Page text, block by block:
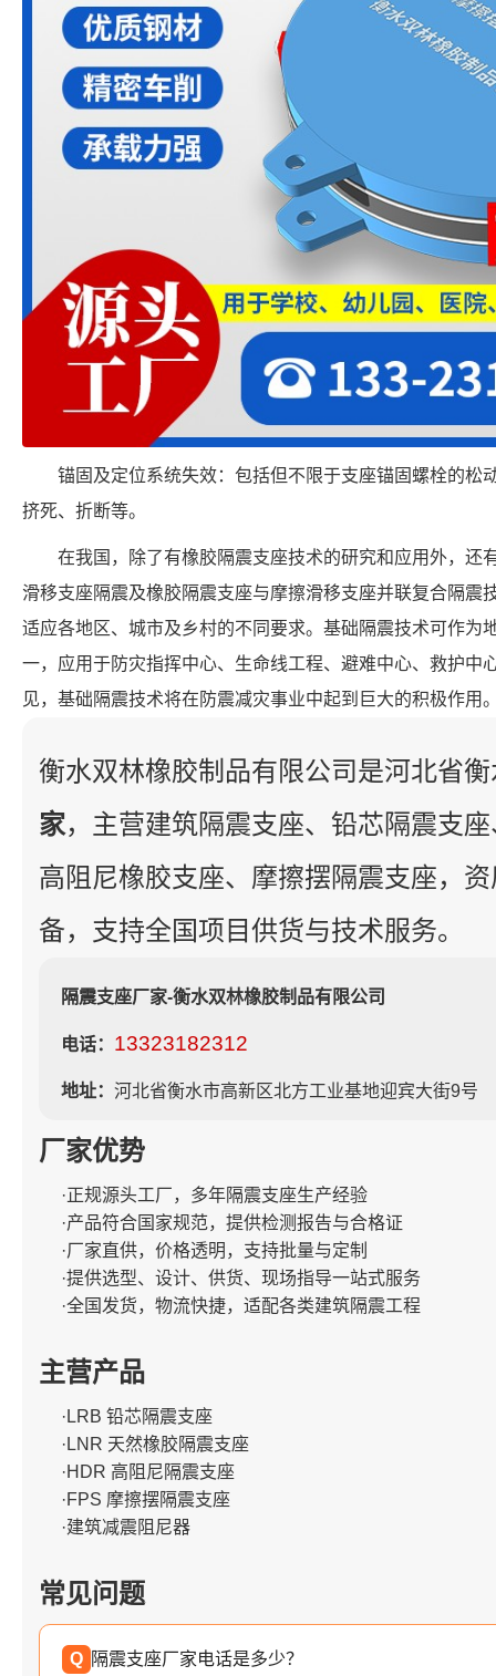
锚固及定位系统失效：包括但不限于支座锚固螺栓的松
挤死、折断等。
在我国，除了有橡胶隔震支座技术的研究和应用外，还
滑移支座隔震及橡胶隔震支座与摩擦滑移支座并联复合隔震
适应各地区、城市及乡村的不同要求。基础隔震技术可作为
一，应用于防灾指挥中心、生命线工程、避难中心、救护中
见，基础隔震技术将在防震减灾事业中起到巨大的积极作用
衡水双林橡胶制品有限公司是河北省
家，主营建筑隔震支座、铅芯隔震支
高阻尼橡胶支座、摩擦摆隔震支座，
备，支持全国项目供货与技术服务。
隔震支座厂家-衡水双林橡胶制品有限公司
电话： 13323182312
地址： 河北省衡水市高新区北方工业基地迎宾大街9号
厂家优势
·正规源头工厂，多年隔震支座生产经验
·产品符合国家规范，提供检测报告与合格证
·厂家直供，价格透明，支持批量与定制
·提供选型、设计、供货、现场指导一站式服务
·全国发货，物流快捷，适配各类建筑隔震工程
主营产品
·LRB 铅芯隔震支座
·LNR 天然橡胶隔震支座
·HDR 高阻尼隔震支座
·FPS 摩擦摆隔震支座
·建筑减震阻尼器
常见问题
Q 隔震支座厂家电话是多少？